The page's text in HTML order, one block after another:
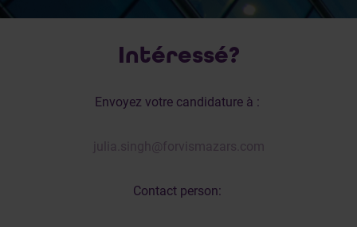
Intéressé?
Envoyez votre candidature à :
julia.singh@forvismazars.com
Contact person: